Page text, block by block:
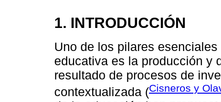
1. INTRODUCCIÓN
Uno de los pilares
educativa es la producción y
resultado de procesos de
contextualizada (Cisneros y